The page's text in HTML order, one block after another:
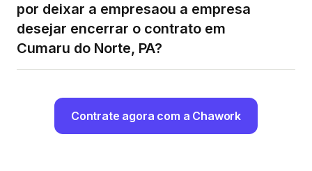
por deixar a empresaou a empresa
desejar encerrar o contrato em
Cumaru do Norte, PA?
Contrate agora com a Chawork